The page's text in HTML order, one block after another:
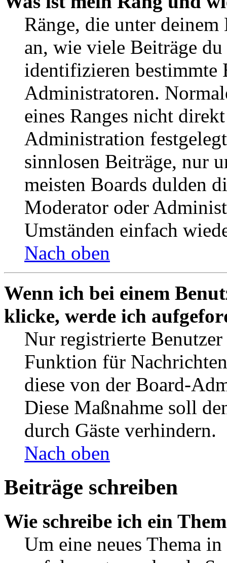
Ränge, die unter deinem
an, wie viele Beiträge
identifizieren bestimmte
Administratoren.
eines Ranges nicht
Administration
sinnlosen Beiträge, nur
meisten Boards dulden
Moderator oder
Umständen einfach
Nach oben
Wenn ich bei einem
klicke, werde ich
Nur registrierte
Funktion für
diese von der Board-
Diese Maßnahme soll
durch Gäste verhindern.
Nach oben
Beiträge schreiben
Wie schreibe ich ein
Um eine neues Thema